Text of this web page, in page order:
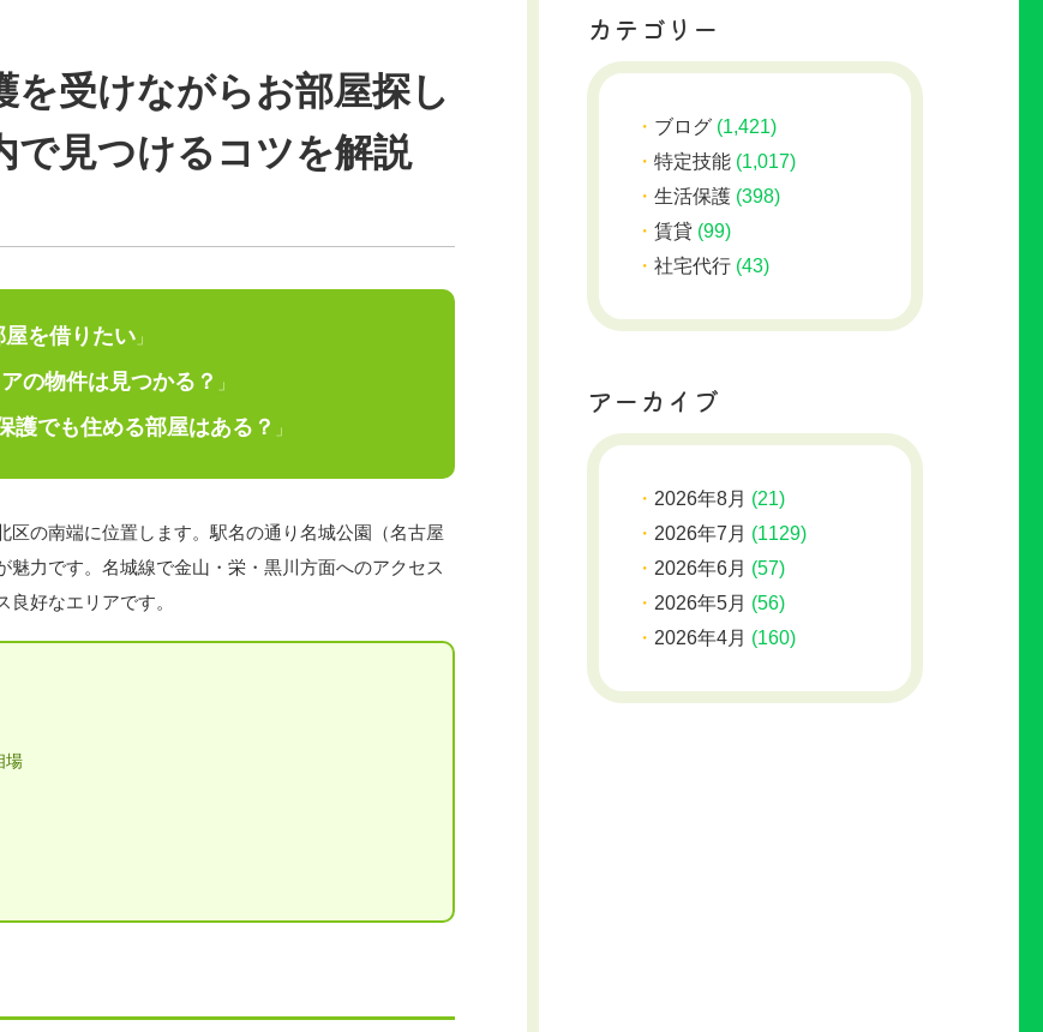
を受けながらお部屋探し
見つけるコツを解説
屋を借りたい 」
の物件は見つかる？ 」
護でも住める部屋はある？ 」
の南端に位置します。駅名の通り名城公園（名古屋
力です。名城線で金山・栄・黒川方面へのアクセス
好なエリアです。
場
カテゴリー
ブログ (1,421)
特定技能 (1,017)
生活保護 (398)
賃貸 (99)
社宅代行 (43)
アーカイブ
2026年8月 (21)
2026年7月 (1129)
2026年6月 (57)
2026年5月 (56)
2026年4月 (160)